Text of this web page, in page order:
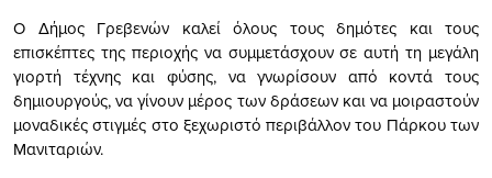
Ο Δήμος Γρεβενών καλεί όλους τους δημότες και τους
επισκέπτες της περιοχής να συμμετάσχουν σε αυτή τη μεγάλη
γιορτή τέχνης και φύσης, να γνωρίσουν από κοντά τους
δημιουργούς, να γίνουν μέρος των δράσεων και να μοιραστούν
μοναδικές στιγμές στο ξεχωριστό περιβάλλον του Πάρκου των
Μανιταριών.